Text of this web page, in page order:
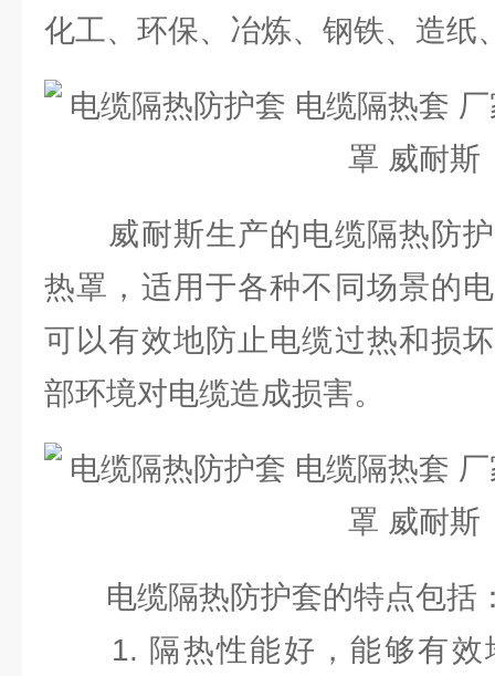
化工、环保、冶炼、钢铁、造纸
威耐斯生产的电缆隔热防护
热罩，适用于各种不同场景的
可以有效地防止电缆过热和损
部环境对电缆造成损害。
电缆隔热防护套的特点包括
1. 隔热性能好，能够有效